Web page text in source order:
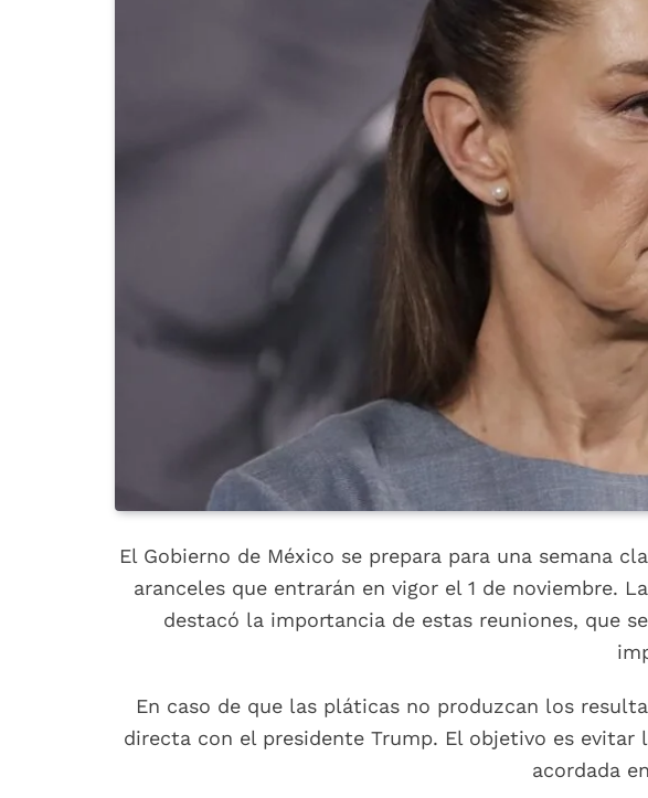
El Gobierno de México se prepara para una semana
aranceles que entrarán en vigor el 1 de noviembre.
destacó la importancia de estas reuniones, que
En caso de que las pláticas no produzcan los
directa con el presidente Trump. El objetivo es
acordada